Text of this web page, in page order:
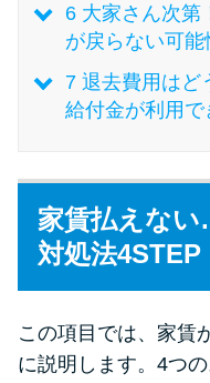
質屋
やシ
較
学生
を解
6大家さん次第
が戻らない可能
7退去費用はど
給付金が利用
家賃払えな
対処法4STEP
この項目では、家賃
に説明します。4つ